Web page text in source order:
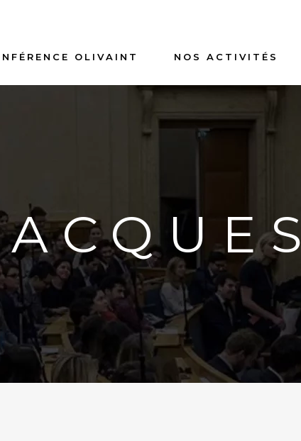
OLIVAINT NOS ACTIVITÉS